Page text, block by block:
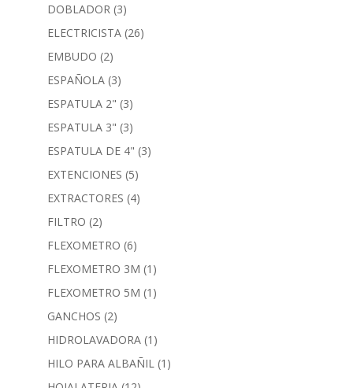
DOBLADOR (3)
ELECTRICISTA (26)
EMBUDO (2)
ESPAÑOLA (3)
ESPATULA 2" (3)
ESPATULA 3" (3)
ESPATULA DE 4" (3)
EXTENCIONES (5)
EXTRACTORES (4)
FILTRO (2)
FLEXOMETRO (6)
FLEXOMETRO 3M (1)
FLEXOMETRO 5M (1)
GANCHOS (2)
HIDROLAVADORA (1)
HILO PARA ALBAÑIL (1)